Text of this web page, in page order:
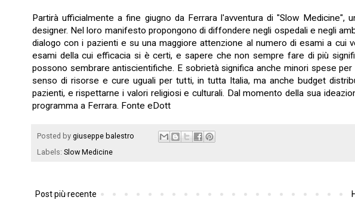
Partirà ufficialmente a fine giugno da Ferrara l'avventura di "Slow
designer. Nel loro manifesto propongono di diffondere negli ospedali e negli
dialogo con i pazienti e su una maggiore attenzione al numero di esami a
esami della cui efficacia si è certi, e sapere che non sempre fare di più
possono sembrare antiscientifiche. E sobrietà significa anche minori spese
senso di risorse e cure uguali per tutti, in tutta Italia, ma anche budget
pazienti, e rispettarne i valori religiosi e culturali. Dal momento della sua
programma a Ferrara. Fonte eDott
Posted by giuseppe balestro
Labels: Slow Medicine
Post più recente